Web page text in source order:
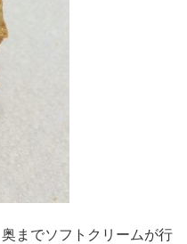
までソフトクリームが行